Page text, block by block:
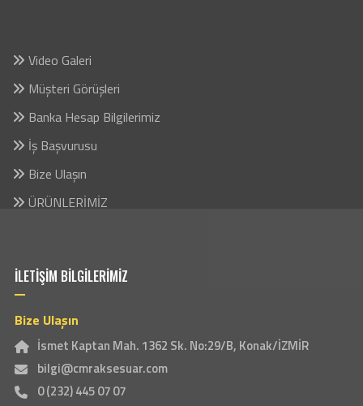
Video Galeri
Müşteri Görüşleri
Banka Hesap Bilgilerimiz
İş Başvurusu
Bize Ulaşın
ÜRÜNLERİMİZ
İLETİŞİM BİLGİLERİMİZ
Bize Ulaşın
İsmet Kaptan Mah. 1362 Sk. No:29/B, Konak/İZMİR
bilgi@cmraksesuar.com
0 (232) 445 07 07